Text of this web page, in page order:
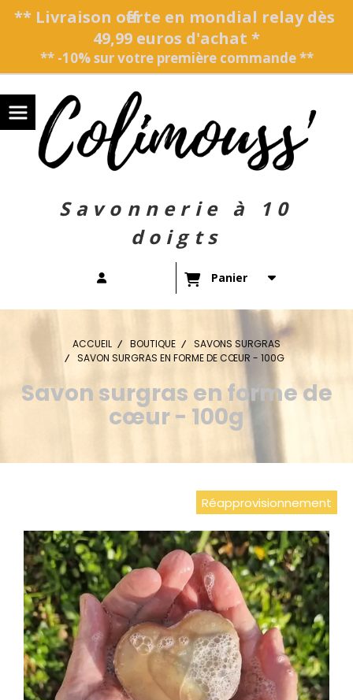
** Livraison offerte en mondial relay dès
49,99 euros d'achat *
** -10% sur votre première commande **
Savonnerie à 10
doigts
Panier
ACCUEIL BOUTIQUE
SAVONS SURGRAS
SAVON SURGRAS EN FORME DE CŒUR - 100G
Savon surgras en forme de
cœur - 100g
Réapprovisionnement